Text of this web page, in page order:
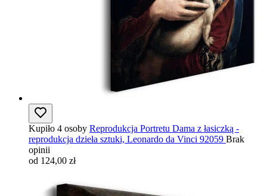
Kupiło 4 osoby Reprodukcja Portretu Dama z łasiczką -
reprodukcja dzieła sztuki, Leonardo da Vinci 92059 Brak
opinii
od 124,00 zł